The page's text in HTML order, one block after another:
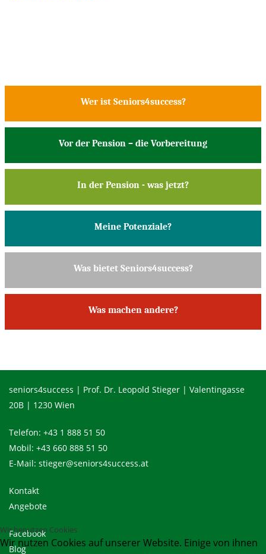
Wer ist Seniors4success?
Vor der Pension – die Vorbereitung
In der Pension - was jetzt?
Meine Potenziale?
Was bietet Seniors4success?
Was machen andere?
seniors4success | Prof. Dr. Leopold Stieger | Valentingasse
20B | 1230 Wien
Telefon: +43 1 888 51 50
Mobil: +43 660 888 51 50
E-Mail: stieger@seniors4success.at
Kontakt
Angebote
Facebook
Blog
Wir benutzen Cookies
Wir nutzen Cookies auf unserer Website. Einige von ihnen